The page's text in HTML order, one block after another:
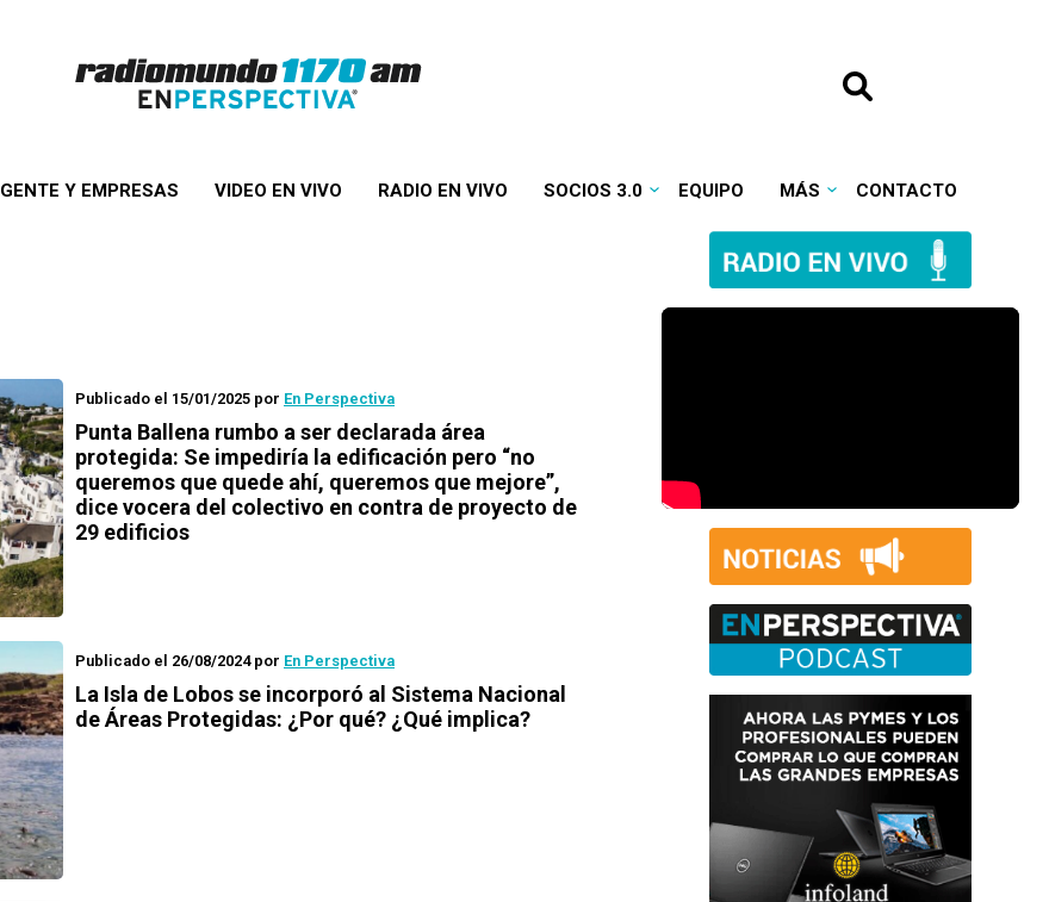
GENTE Y EMPRESAS VIDEO EN VIVO RADIO EN VIVO SOCIOS 3.0 EQUIPO MÁS CONTACTO
Publicado el 15/01/2025 por En Perspectiva
Punta Ballena rumbo a ser declarada área
protegida: Se impediría la edificación pero “no
queremos que quede ahí, queremos que mejore”,
dice vocera del colectivo en contra de proyecto de
29 edificios
Publicado el 26/08/2024por En Perspectiva
La Isla de Lobos se incorporó al Sistema Nacional
de Áreas Protegidas: ¿Por qué? ¿Qué implica?